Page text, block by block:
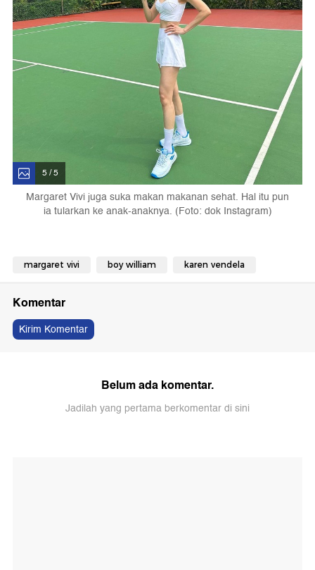
5 / 5
Margaret Vivi juga suka makan makanan sehat. Hal itu pun
ia tularkan ke anak-anaknya. (Foto: dok Instagram)
margaret vivi boy william karen vendela
Komentar
Kirim Komentar
Belum ada komentar.
Jadilah yang pertama berkomentar di sini